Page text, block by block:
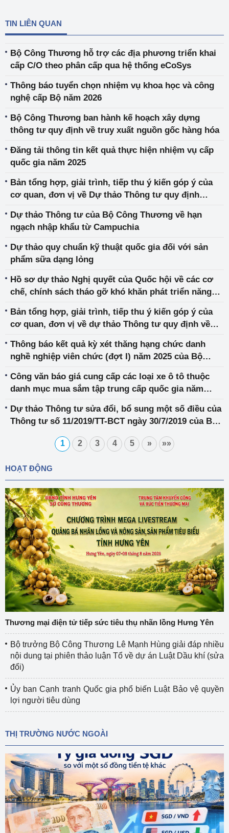
TIN LIÊN QUAN
Bộ Công Thương hỗ trợ các địa phương triển khai
cấp C/O theo phân cấp qua hệ thống eCoSys
Thông báo tuyển chọn nhiệm vụ khoa học và công
nghệ cấp Bộ năm 2026
Bộ Công Thương ban hành kế hoạch xây dựng
thông tư quy định về truy xuất nguồn gốc hàng hóa
Đăng tải thông tin kết quả thực hiện nhiệm vụ cấp
quốc gia năm 2025
Bản tổng hợp, giải trình, tiếp thu ý kiến góp ý của
cơ quan, đơn vị về Dự thảo Thông tư quy định
máy thủy điện tích năng; nội dung chính của hợp
đồng mua bán điện
Dự thảo Thông tư của Bộ Công Thương về hạn
ngạch nhập khẩu từ Campuchia
Dự thảo quy chuẩn kỹ thuật quốc gia đối với sản
phẩm sữa dạng lỏng
Hồ sơ dự thảo Nghị quyết của Quốc hội về các cơ
chế, chính sách tháo gỡ khó khăn phát triển năng
Bản tổng hợp, giải trình, tiếp thu ý kiến góp ý của
cơ quan, đơn vị về dự thảo Thông tư quy định về
Thông báo kết quả kỳ xét thăng hạng chức danh
nghề nghiệp viên chức (đợt I) năm 2025 của Bộ
Công văn báo giá cung cấp các loại xe ô tô thuộc
danh mục mua sắm tập trung cấp quốc gia năm
Dự thảo Thông tư sửa đổi, bổ sung một số điều của
Thông tư số 11/2019/TT-BCT ngày 30/7/2019 của Bộ
động xúc tiến thương mại phát triển ngoại thương
1 2 3 4 5 » »»
HOẠT ĐỘNG
Thương mại điện tử tiếp sức tiêu thụ nhãn lồng Hưng Yên
Bộ trưởng Bộ Công Thương Lê Mạnh Hùng giải đáp nhiều
nội dung tại phiên thảo luận Tổ về dự án Luật Dầu khí (sửa
đổi)
Ủy ban Cạnh tranh Quốc gia phổ biến Luật Bảo vệ quyền
lợi người tiêu dùng
THỊ TRƯỜNG NƯỚC NGOÀI